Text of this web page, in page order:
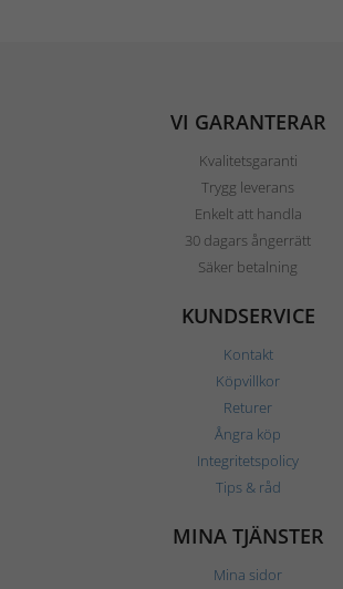
VI GARANTERAR
Kvalitetsgaranti
Trygg leverans
Enkelt att handla
30 dagars ångerrätt
Säker betalning
KUNDSERVICE
Kontakt
Köpvillkor
Returer
Ångra köp
Integritetspolicy
Tips & råd
MINA TJÄNSTER
Mina sidor